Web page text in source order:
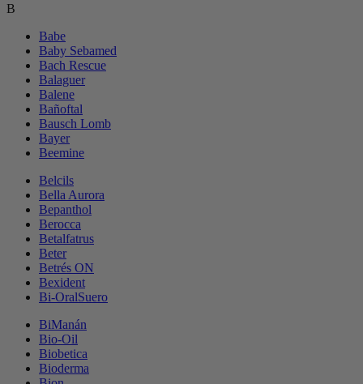
B
Babe
Baby Sebamed
Bach Rescue
Balaguer
Balene
Bañoftal
Bausch Lomb
Bayer
Beemine
Belcils
Bella Aurora
Bepanthol
Berocca
Betalfatrus
Beter
Betrés ON
Bexident
Bi-OralSuero
BiManán
Bio-Oil
Biobetica
Bioderma